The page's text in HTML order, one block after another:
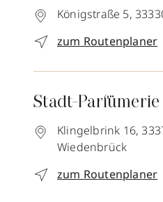
Königstraße 5,
zum Routenplaner
Stadt-Parfümerie
Klingelbrink 16,
Wiedenbrück
zum Routenplaner